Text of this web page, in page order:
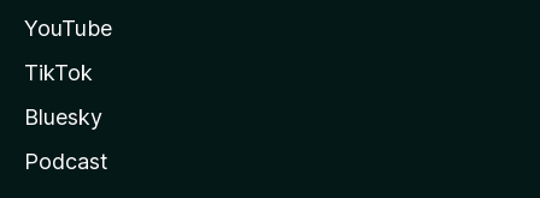
YouTube
TikTok
Bluesky
Podcast